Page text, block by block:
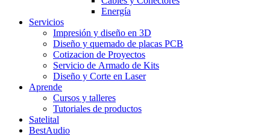
Energía
Servicios
Impresión y diseño en 3D
Diseño y quemado de placas PCB
Cotizacion de Proyectos
Servicio de Armado de Kits
Diseño y Corte en Laser
Aprende
Cursos y talleres
Tutoriales de productos
Satelital
BestAudio